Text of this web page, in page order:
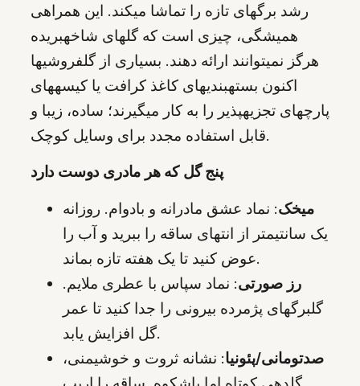
رشد برگهای تازه را تماشا میکند. این همراهی
همیشگی، چیزی است که گلهای شاخهبریده
هرگز نمیتوانند ارائه دهند. بسیاری از گلفروشیها
اکنون بستهبندیهای کاغذ کرافت یا کیسههای
پارچهای تجزیهپذیر را به کار میگیرند؛ ساده، زیبا و
قابل استفاده مجدد برای وسایل کوچک.
پنج گل که هر مادری دوست دارد
میخک: نماد عشق مادرانه و بادوام. روزانه
یک سانتیمتر از انتهای ساقه را ببرید و آب را
عوض کنید تا یک هفته تازه بماند.
رز صورتی: نماد سپاس با عطری ملایم.
گلبرگهای پژمرده بیرونی را جدا کنید تا عمر
گل افزایش یابد.
صدتومانی/پئونیا: نشانه ثروت و خوشیمنی،
گلدهی کوتاه اما باشکوه. ساقه را اریب